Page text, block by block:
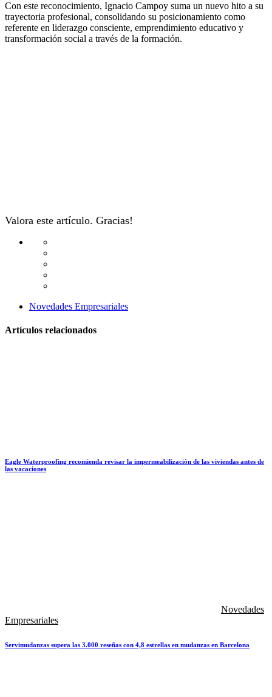
Con este reconocimiento, Ignacio Campoy suma un nuevo hito a su
trayectoria profesional, consolidando su posicionamiento como
referente en liderazgo consciente, emprendimiento educativo y
transformación social a través de la formación.
Valora este artículo. Gracias!
Novedades Empresariales
Artículos relacionados
Eagle Waterproofing recomienda revisar la impermeabilización de las viviendas antes de
las vacaciones
Novedades
Empresariales
Servimudanzas supera las 3.000 reseñas con 4,8 estrellas en mudanzas en Barcelona